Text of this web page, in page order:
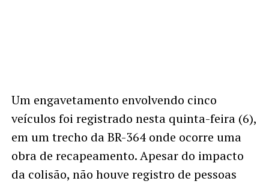
Um engavetamento envolvendo cinco
veículos foi registrado nesta quinta-feira (6),
em um trecho da BR-364 onde ocorre uma
obra de recapeamento. Apesar do impacto
da colisão, não houve registro de pessoas